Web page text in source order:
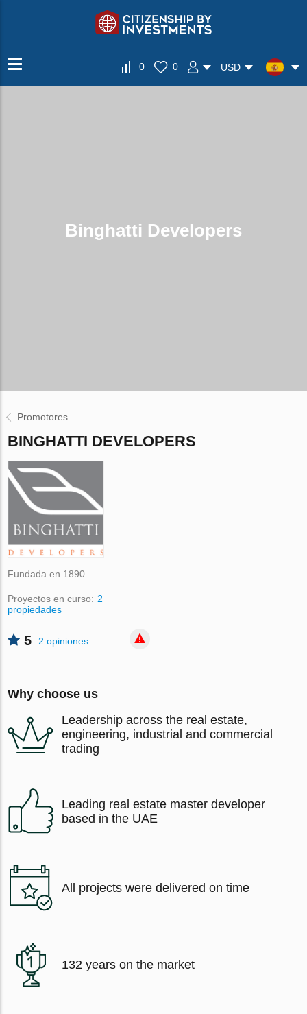
0 0 USD
Binghatti Developers
Promotores
BINGHATTI DEVELOPERS
Fundada en 1890
Proyectos en curso: 2
propiedades
5 2 opiniones
Why choose us
Leadership across the real estate,
engineering, industrial and commercial
trading
Leading real estate master developer
based in the UAE
All projects were delivered on time
132 years on the market